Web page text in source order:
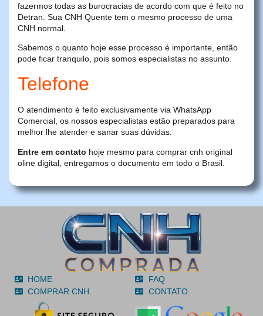
fazermos todas as burocracias de acordo com que é feito no
Detran. Sua CNH Quente tem o mesmo processo de uma
CNH normal.
Sabemos o quanto hoje esse processo é importante, então
pode ficar tranquilo, pois somos especialistas no assunto.
Telefone
O atendimento é feito exclusivamente via WhatsApp
Comercial, os nossos especialistas estão preparados para
melhor lhe atender e sanar suas dúvidas.
Entre em contato hoje mesmo para comprar cnh original
oline digital, entregamos o documento em todo o Brasil.
HOME
COMPRAR CNH
FAQ
CONTATO